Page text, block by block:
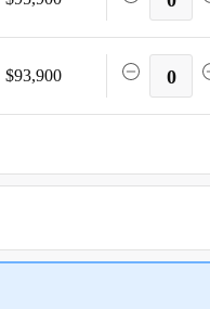
$93,900 0